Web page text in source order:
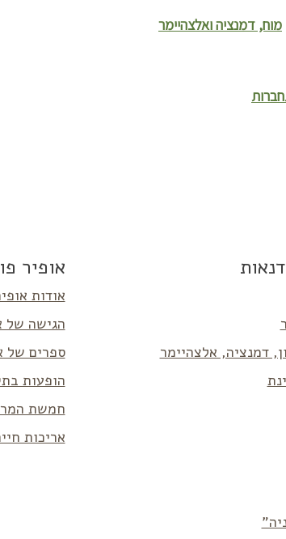
מוח, דמנציה ואלצהיימר
אופיר
אודות
הגישה של
ספרים של
הופעות
חמשת
אריכות
דמנציה, אלצהיימר